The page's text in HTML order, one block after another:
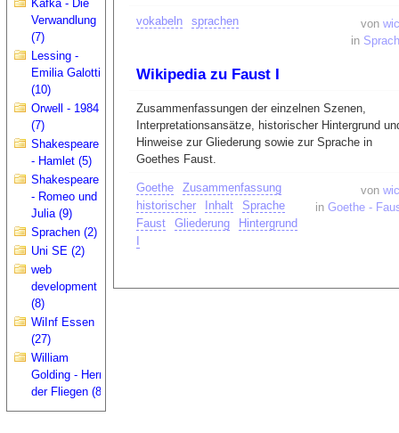
Kafka - Die
Verwandlung
(7)
Lessing -
Emilia Galotti
(10)
Orwell - 1984
(7)
Shakespeare
- Hamlet (5)
Shakespeare
- Romeo und
Julia (9)
Sprachen (2)
Uni SE (2)
web
development
(8)
WiInf Essen
(27)
William
Golding - Herr
der Fliegen (8)
von
in
vokabeln sprachen
Wikipedia zu Faust I
Zusammenfassungen der einzelnen Szenen,
Interpretationsansätze, historischer Hintergrund
Hinweise zur Gliederung sowie zur Sprache in
Goethes Faust.
von
in Goethe -
Goethe
Zusammenfassung
historischer
Inhalt
Sprache
Faust
Gliederung
Hintergrund